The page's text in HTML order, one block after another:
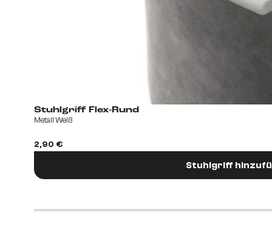
Stuhlgriff Flex-Rund
Metall Weiß
2,90 €
Stuhlgriff